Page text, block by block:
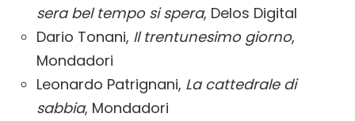
sera bel tempo si spera, Delos Digital
Dario Tonani, Il trentunesimo giorno,
Mondadori
Leonardo Patrignani, La cattedrale di
sabbia, Mondadori